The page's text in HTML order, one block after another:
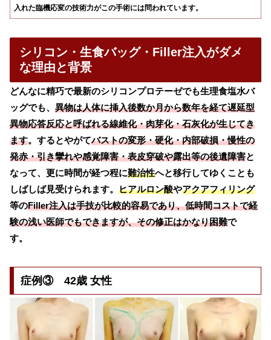
入れた臨機応変の技術力がこの手術には問われています。
シリコン・生食バッグ・Filler注入がダメ
な理由と背景
どんなに精巧で最新のシリコンプロテーゼでも生理食塩水バ
ッグでも、 異物は人体に挿入後数か月から数年を経て遅延型
異物応答反応と呼ばれる線維化・肉芽化・石灰化が生じてき
ます。するとやがてバストの変形・硬化・内部破損・慢性の
発赤・引き攣れや感覚障害・表皮穿破や露出等の後遺障害と
なって、更に時間が経つ程に難治性へと移行してゆくことも
しばしば見受けられます。 ヒアルロン酸やアクアフィリング
等のFiller注入は手技が比較的容易であり、低時間コストで経
験の浅い医師でもできますが、その修正はかなり困難で
す。
症例③ 42歳 女性